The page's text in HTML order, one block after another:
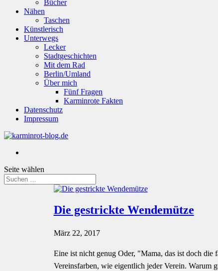
Bücher
Nähen
Taschen
Künstlerisch
Unterwegs
Lecker
Stadtgeschichten
Mit dem Rad
Berlin/Umland
Über mich
Fünf Fragen
Karminrote Fakten
Datenschutz
Impressum
Seite wählen
Die gestrickte Wendemütze
März 22, 2017
Eine ist nicht genug Oder, "Mama, das ist doch
Vereinsfarben, wie eigentlich jeder Verein. Warum